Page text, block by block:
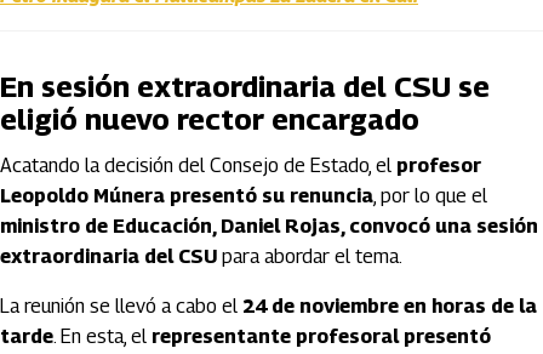
En sesión extraordinaria del CSU se
eligió nuevo rector encargado
Acatando la decisión del Consejo de Estado, el profesor
Leopoldo Múnera presentó su renuncia, por lo que el
ministro de Educación, Daniel Rojas, convocó una sesión
extraordinaria del CSU para abordar el tema.
La reunión se llevó a cabo el 24 de noviembre en horas de la
tarde. En esta, el representante profesoral presentó